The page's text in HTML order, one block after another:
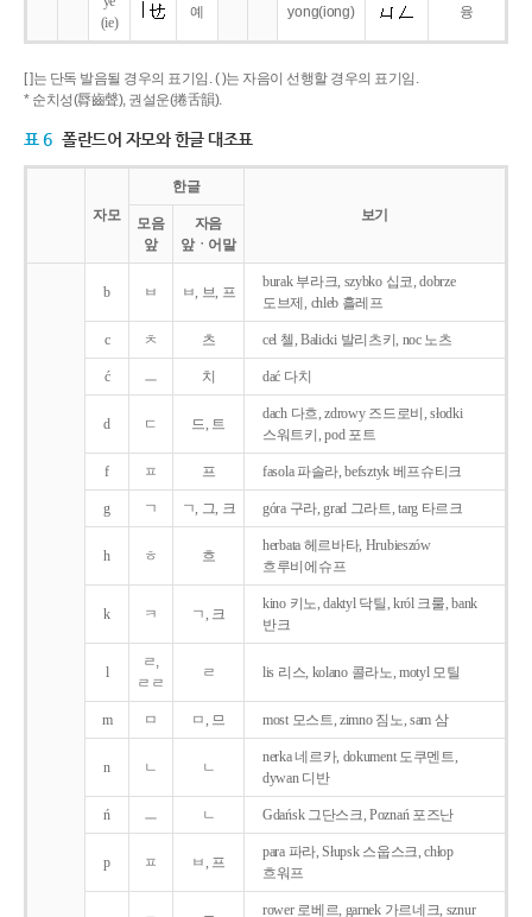
(ie)
예 yong(iong) 융
[ ]는 단독 발음될 경우의 표기임. ( )는 자음이 선행할 경우의 표기임.
* 순치성(脣齒聲), 권설운(捲舌韻).
표 6 폴란드어 자모와 한글 대조표
자모
한글
보기
모음
앞
자음
앞ㆍ어말
b ㅂ ㅂ, 브, 프
burak 부라크, szybko 십코, dobrze
도브제, chleb 흘레프
c ㅊ 츠 cel 첼, Balicki 발리츠키, noc 노츠
ć ㅡ 치 dać 다치
d ㄷ 드, 트
dach 다흐, zdrowy 즈드로비, słodki
스워트키, pod 포트
f ㅍ 프 fasola 파솔라, befsztyk 베프슈티크
g ㄱ ㄱ, 그, 크 góra 구라, grad 그라트, targ 타르크
h ㅎ 흐
herbata 헤르바타, Hrubieszów
흐루비에슈프
k ㅋ ㄱ, 크
kino 키노, daktyl 닥틸, król 크룰, bank
반크
l
ㄹ,
ㄹㄹ
ㄹ lis 리스, kolano 콜라노, motyl 모틸
m ㅁ ㅁ, 므 most 모스트, zimno 짐노, sam 삼
n ㄴ ㄴ
nerka 네르카, dokument 도쿠멘트,
dywan 디반
ń ㅡ ㄴ Gdańsk 그단스크, Poznań 포즈난
p ㅍ ㅂ, 프
para 파라, Słupsk 스웁스크, chłop
흐워프
rower 로베르, garnek 가르네크, sznur